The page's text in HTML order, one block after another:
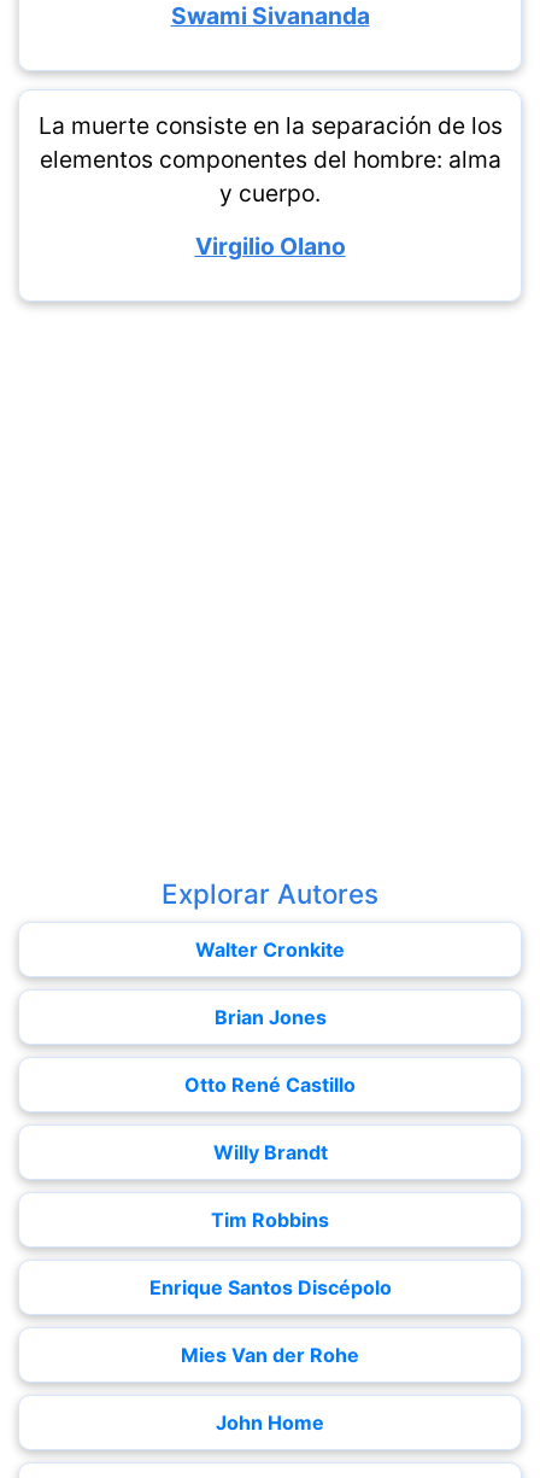
Swami Sivananda
La muerte consiste en la separación de los
elementos componentes del hombre: alma
y cuerpo.
Virgilio Olano
Explorar Autores
Walter Cronkite
Brian Jones
Otto René Castillo
Willy Brandt
Tim Robbins
Enrique Santos Discépolo
Mies Van der Rohe
John Home